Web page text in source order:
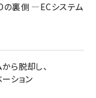
の裏側 ―ECシステム
ら脱却し、
ション